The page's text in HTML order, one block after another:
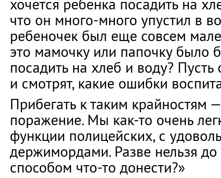
хочется ребенка посадить на
что он много-много упустил в
ребеночек был еще совсем
это мамочку или папочку было
посадить на хлеб и воду?
и смотрят, какие ошибки
Прибегать к таким крайностям
поражение. Мы как-то очень
функции полицейских, с
держимордами. Разве нельзя
способом что-то донести?»